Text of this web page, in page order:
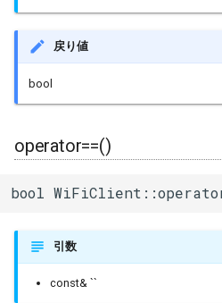
戻り値
bool
operator==()
bool
引数
const& ``